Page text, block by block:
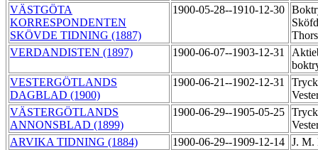
VÄSTGÖTA
KORRESPONDENTEN
SKÖVDE TIDNING (1887)
1900-05-28--1910-12-30
VERDANDISTEN (1897)
1900-06-07--1903-12-31
VESTERGÖTLANDS
DAGBLAD (1900)
1900-06-21--1902-12-31
VÄSTERGÖTLANDS
ANNONSBLAD (1899)
1900-06-29--1905-05-25
ARVIKA TIDNING (1884)
1900-06-29--1909-12-14 J. M.